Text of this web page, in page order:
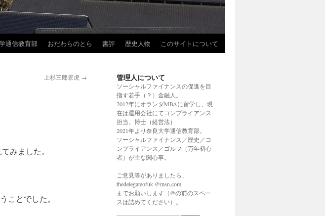
通信教育部 おだわらのとら 書評 歴史人物 このサイトについて
上杉三郎景虎 →
みました。
ことでした。
管理人について
ソーシャルファイナンスの促進を目
指す若手（？）金融人。
2012年にオランダMBAに留学し、現
在は運用会社にてコンプライアンス
担当。博士（経営法）
2021年より奈良大学通信教育部。
ソーシャルファイナンス／歴史／コ
ンプライアンス／ゴルフ（万年初心
者）が主な関心事。
ご意見等がありましたら、
thedelegateofuk @msn.com
までお願いします（@の前のスペー
スは詰めてください）。